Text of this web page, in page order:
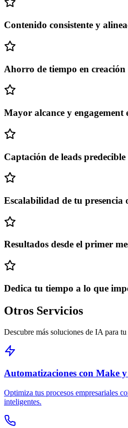
Contenido consistente y
Ahorro de tiempo en creación
Mayor alcance y engagement
Captación de leads predecible
Escalabilidad de tu presencia
Resultados desde el primer
Dedica tu tiempo a lo que
Otros Servicios
Descubre más soluciones de IA para
Automatizaciones con Make
Optimiza tus procesos empresariales
inteligentes.